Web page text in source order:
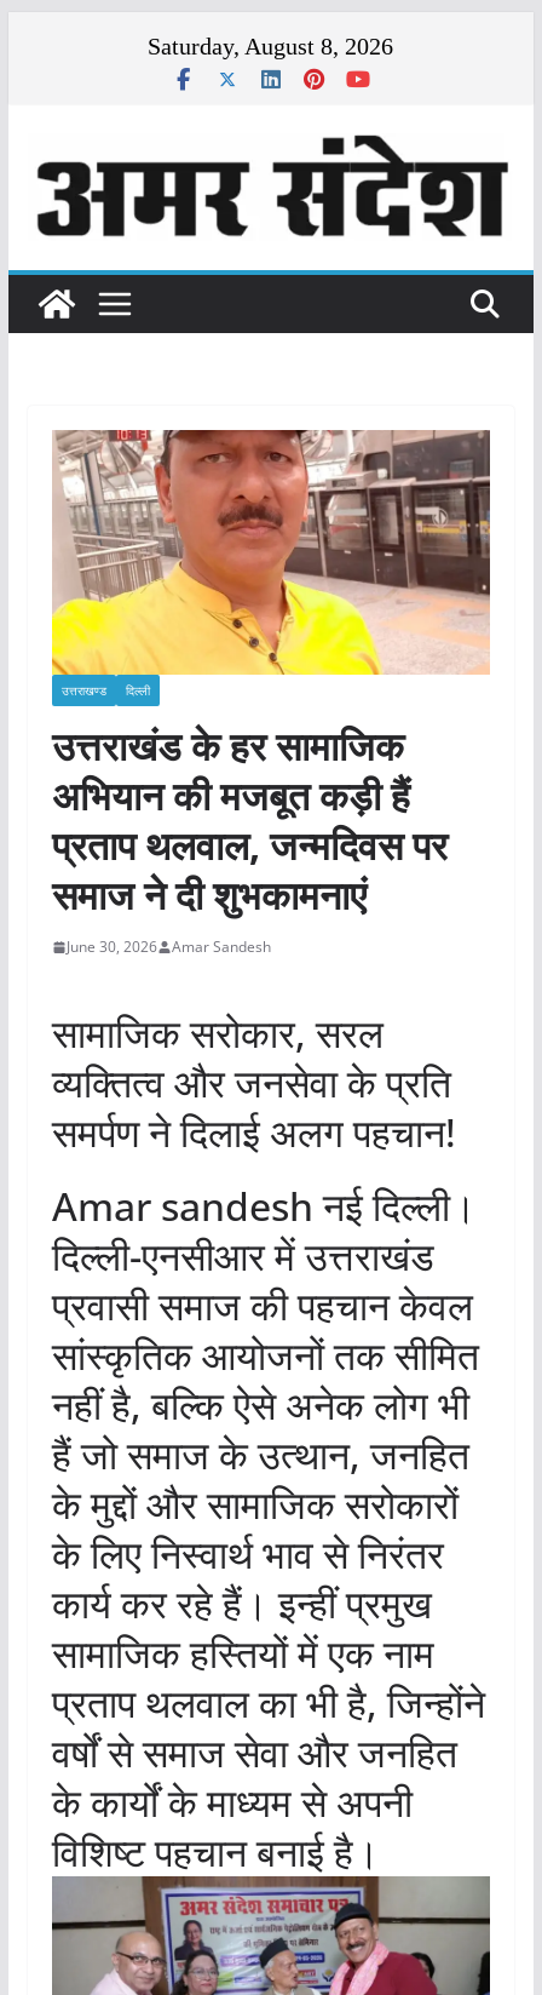
Saturday, August 8, 2026
उत्तराखण्ड दिल्ली
उत्तराखंड के हर सामाजिक
अभियान की मजबूत कड़ी हैं
प्रताप थलवाल, जन्मदिवस पर
समाज ने दी शुभकामनाएं
June 30, 2026 Amar Sandesh
सामाजिक सरोकार, सरल
व्यक्तित्व और जनसेवा के प्रति
समर्पण ने दिलाई अलग पहचान!
Amar sandesh नई दिल्ली।
दिल्ली-एनसीआर में उत्तराखंड
प्रवासी समाज की पहचान केवल
सांस्कृतिक आयोजनों तक सीमित
नहीं है, बल्कि ऐसे अनेक लोग भी
हैं जो समाज के उत्थान, जनहित
के मुद्दों और सामाजिक सरोकारों
के लिए निस्वार्थ भाव से निरंतर
कार्य कर रहे हैं। इन्हीं प्रमुख
सामाजिक हस्तियों में एक नाम
प्रताप थलवाल का भी है, जिन्होंने
वर्षों से समाज सेवा और जनहित
के कार्यों के माध्यम से अपनी
विशिष्ट पहचान बनाई है।